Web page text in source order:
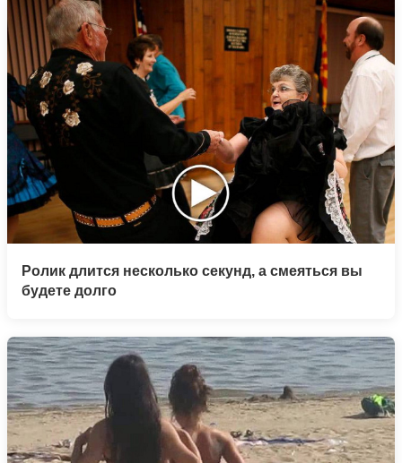
Ролик длится несколько секунд, а смеяться вы
будете долго